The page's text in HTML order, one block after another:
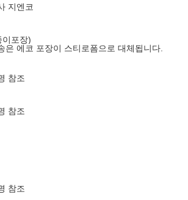
지엔코
이포장)
은 에코 포장이 스티로폼으로 대체됩니다.
참조
참조
참조